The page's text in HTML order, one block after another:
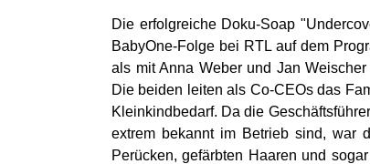
Die erfolgreiche Doku-Soap
BabyOne-Folge bei RTL auf dem
als mit Anna Weber und Jan
Die beiden leiten als Co-CEOs das
Kleinkindbedarf. Da die
extrem bekannt im Betrieb sind, war
Perücken, gefärbten Haaren und